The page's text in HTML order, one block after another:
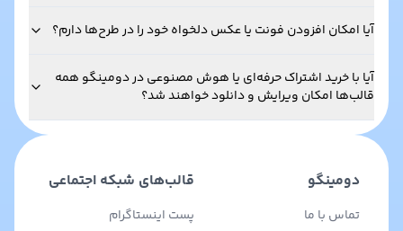
آیا امکان افزودن فونت یا عکس دلخواه خود را در طرح‌ها دارم؟
آیا با خرید اشتراک حرفه‌ای یا هوش مصنوعی در دومینگو همه
قالب‌ها امکان ویرایش و دانلود خواهند شد؟
دومینگو
تماس با ما
قالب‌های شبکه اجتماعی
پست اینستاگرام